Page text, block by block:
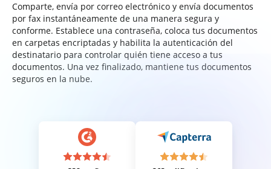
Comparte, envía por correo electrónico y envía documentos
por fax instantáneamente de una manera segura y
conforme. Establece una contraseña, coloca tus documentos
en carpetas encriptadas y habilita la autenticación del
destinatario para controlar quién tiene acceso a tus
documentos. Una vez finalizado, mantiene tus documentos
seguros en la nube.